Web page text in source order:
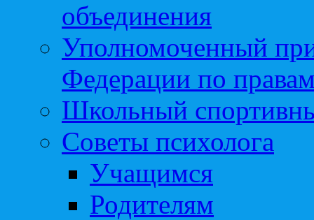
объединения
Уполномоченный
Федерации по
Школьный
Советы психолога
Учащимся
Родителям